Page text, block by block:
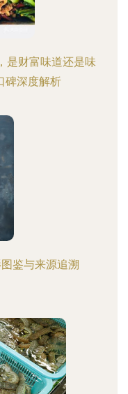
是财富味道还是味
碑深度解析
鉴与来源追溯